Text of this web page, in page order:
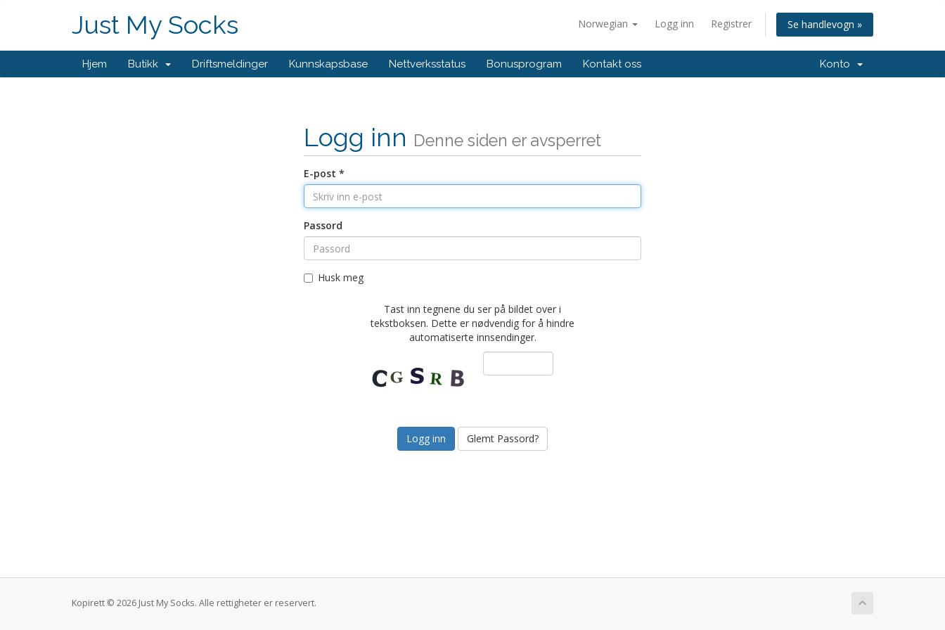
Norwegian Logg inn Registrer Se handlevogn »
Just My Socks
Hjem Butikk Driftsmeldinger Kunnskapsbase Nettverksstatus Bonusprogram Kontakt oss Konto
Logg inn Denne siden er avsperret
E-post *
Passord
Husk meg
Tast inn tegnene du ser på bildet over i
tekstboksen. Dette er nødvendig for å hindre
automatiserte innsendinger.
Glemt Passord?
Kopirett © 2026 Just My Socks. Alle rettigheter er reservert.